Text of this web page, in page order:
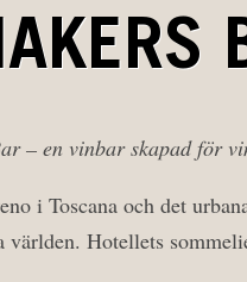
– en vinbar skapad för
i Toscana och det
världen. Hotellets